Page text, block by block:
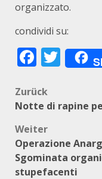
organizzato.
condividi su:
Zurück
Notte di rapine
Weiter
Operazione
Sgominata
stupefacenti